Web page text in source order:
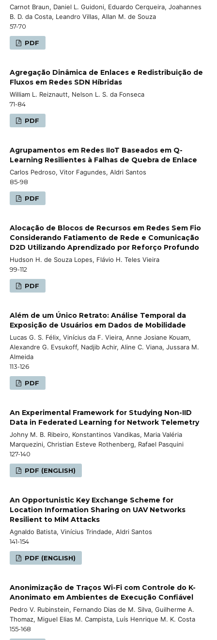
Carnot Braun, Daniel L. Guidoni, Eduardo Cerqueira, Joahannes
B. D. da Costa, Leandro Villas, Allan M. de Souza
57-70
PDF
Agregação Dinâmica de Enlaces e Redistribuição de
Fluxos em Redes SDN Híbridas
William L. Reiznautt, Nelson L. S. da Fonseca
71-84
PDF
Agrupamentos em Redes IIoT Baseados em Q-
Learning Resilientes à Falhas de Quebra de Enlace
Carlos Pedroso, Vitor Fagundes, Aldri Santos
85-98
PDF
Alocação de Blocos de Recursos em Redes Sem Fio
Considerando Fatiamento de Rede e Comunicação
D2D Utilizando Aprendizado por Reforço Profundo
Hudson H. de Souza Lopes, Flávio H. Teles Vieira
99-112
PDF
Além de um Único Retrato: Análise Temporal da
Exposição de Usuários em Dados de Mobilidade
Lucas G. S. Félix, Vinícius da F. Vieira, Anne Josiane Kouam,
Alexandre G. Evsukoff, Nadjib Achir, Aline C. Viana, Jussara M.
Almeida
113-126
PDF
An Experimental Framework for Studying Non-IID
Data in Federated Learning for Network Telemetry
Johny M. B. Ribeiro, Konstantinos Vandikas, Maria Valéria
Marquezini, Christian Esteve Rothenberg, Rafael Pasquini
127-140
PDF (ENGLISH)
An Opportunistic Key Exchange Scheme for
Location Information Sharing on UAV Networks
Resilient to MiM Attacks
Agnaldo Batista, Vinícius Trindade, Aldri Santos
141-154
PDF (ENGLISH)
Anonimização de Traços Wi-Fi com Controle do K-
Anonimato em Ambientes de Execução Confiável
Pedro V. Rubinstein, Fernando Dias de M. Silva, Guilherme A.
Thomaz, Miguel Elias M. Campista, Luís Henrique M. K. Costa
155-168